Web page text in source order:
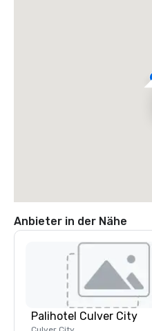
Anbieter in der Nähe
Palihotel Culver City